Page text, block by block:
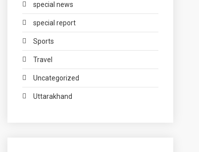
special news
special report
Sports
Travel
Uncategorized
Uttarakhand